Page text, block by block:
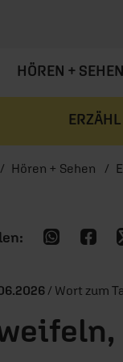
HÖREN +
Startseite
Hören + Sehen
/ Wort zum